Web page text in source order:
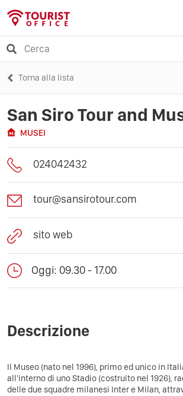
Torna alla lista
San Siro Tour and
MUSEI
024042432
tour@sansirotour.com
sito web
Oggi: 09.30 - 17.00
Descrizione
Il Museo (nato nel 1996), primo ed unico in
all'interno di uno Stadio (costruito nel 1926),
delle due squadre milanesi Inter e Milan,